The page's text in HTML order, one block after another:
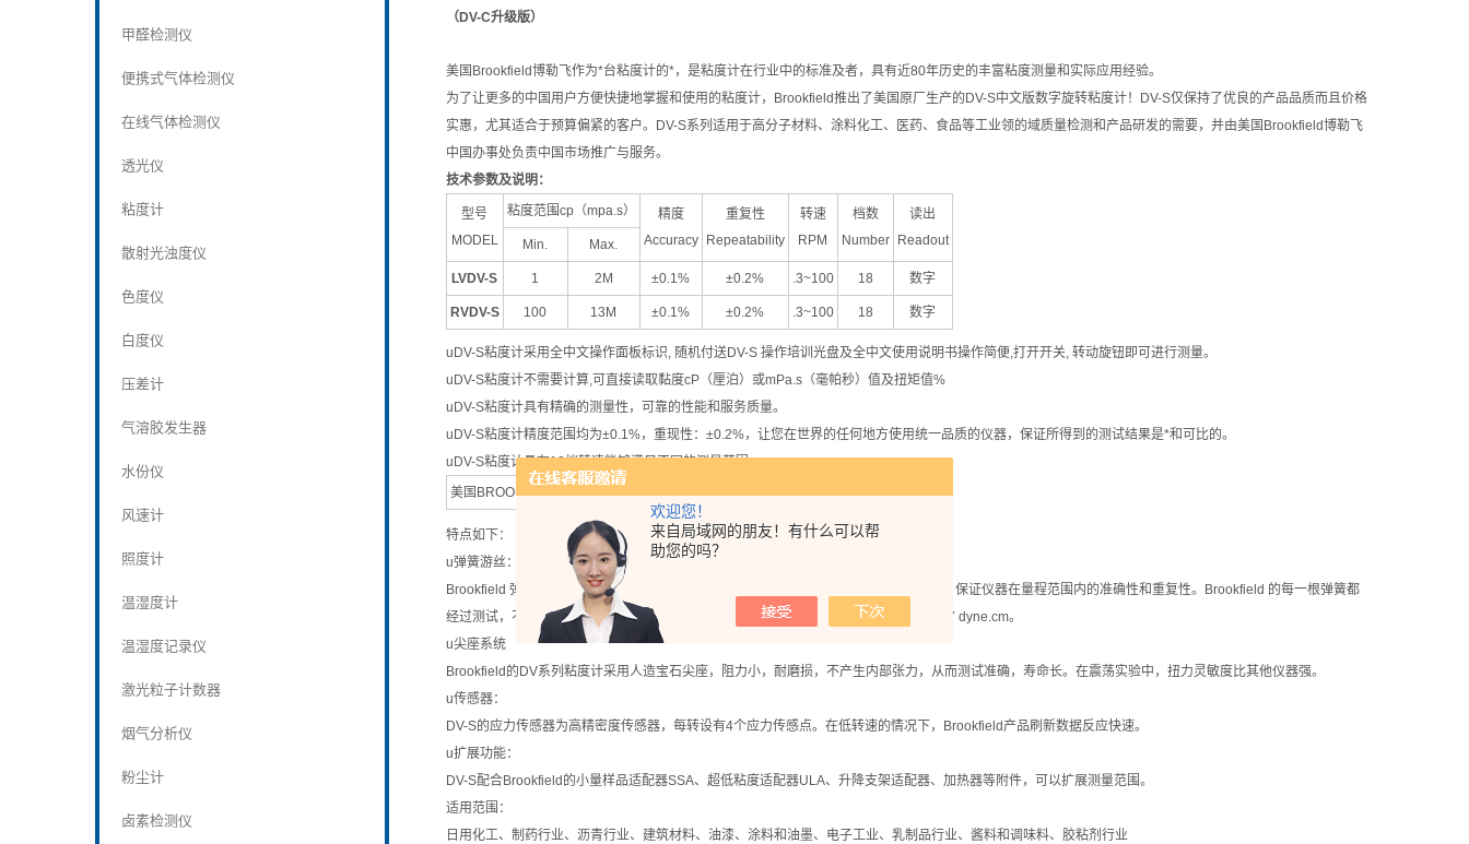
欢迎您！
来自局域网的朋友！有什么可以帮
助您的吗？
甲醛检测仪
便携式气体检测仪
在线气体检测仪
透光仪
粘度计
散射光浊度仪
色度仪
白度仪
压差计
气溶胶发生器
水份仪
风速计
照度计
温湿度计
温湿度记录仪
激光粒子计数器
烟气分析仪
粉尘计
卤素检测仪
（DV-C升级版）
美国Brookfield博勒飞作为*台粘度计的*，是粘度计在行业中的标准及者，具有近80年历史的丰富粘度测量和实际应用经验。
为了让更多的中国用户方便快捷地掌握和使用的粘度计，Brookfield推出了美国原厂生产的DV-S中文版数字旋转粘度计！DV-S仅保持了优良的产品品质而且价格
实惠，尤其适合于预算偏紧的客户。DV-S系列适用于高分子材料、涂料化工、医药、食品等工业领的域质量检测和产品研发的需要，并由美国Brookfield博勒飞
中国办事处负责中国市场推广与服务。
技术参数及说明：
型号
MODEL
粘度范围cp（mpa.s）
精度
Accuracy
重复性
Repeatability
转速
RPM
档数
Number
读出
Readout
Min. Max.
LVDV-S 1 2M ±0.1% ±0.2% .3~100 18 数字
RVDV-S 100 13M ±0.1% ±0.2% .3~100 18 数字
uDV-S粘度计采用全中文操作面板标识, 随机付送DV-S 操作培训光盘及全中文使用说明书操作简便,打开开关, 转动旋钮即可进行测量。
uDV-S粘度计不需要计算,可直接读取黏度cP（厘泊）或mPa.s（毫帕秒）值及扭矩值%
uDV-S粘度计具有精确的测量性，可靠的性能和服务质量。
uDV-S粘度计精度范围均为±0.1%，重现性：±0.2%，让您在世界的任何地方使用统一品质的仪器，保证所得到的测试结果是*和可比的。
uDV-S粘度计具有18档转速能够满足不同的测量范围。
美国BROOKFIELD
特点如下：
u弹簧游丝：
Brookfield 弹簧（游丝）采用优质的铍铜合金，具有良好的弹性、稳定的形变及恢复性，保证仪器在量程范围内的准确性和重复性。Brookfield 的每一根弹簧都
经过测试，不同量程的仪器对弹簧有不同规定的严格要求，LV 673.7dyne.cm、RV 7187 dyne.cm。
u尖座系统
Brookfield的DV系列粘度计采用人造宝石尖座，阻力小，耐磨损，不产生内部张力，从而测试准确，寿命长。在震荡实验中，扭力灵敏度比其他仪器强。
u传感器：
DV-S的应力传感器为高精密度传感器，每转设有4个应力传感点。在低转速的情况下，Brookfield产品刷新数据反应快速。
u扩展功能：
DV-S配合Brookfield的小量样品适配器SSA、超低粘度适配器ULA、升降支架适配器、加热器等附件，可以扩展测量范围。
适用范围：
日用化工、制药行业、沥青行业、建筑材料、油漆、涂料和油墨、电子工业、乳制品行业、酱料和调味料、胶粘剂行业